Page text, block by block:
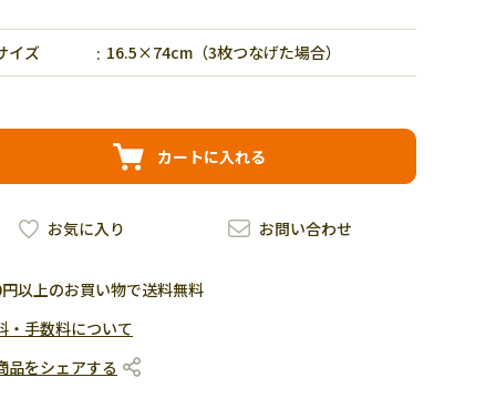
イズ 16.5×74cm（3枚つなげた場合）
カートに入れる
お問い合わせ
お気に入り
以上のお買い物で送料無料
・手数料について
品をシェアする